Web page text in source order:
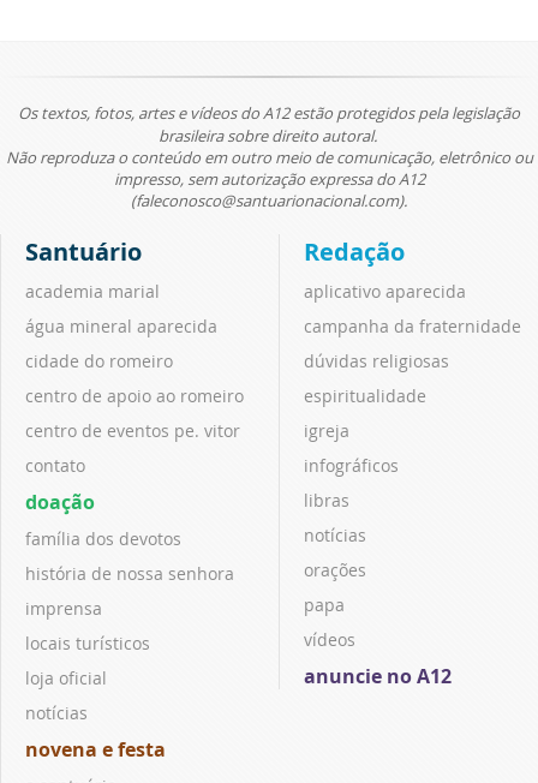
Os textos, fotos, artes e vídeos do A12 estão protegidos pela legislação
brasileira sobre direito autoral.
Não reproduza o conteúdo em outro meio de comunicação, eletrônico ou
impresso, sem autorização expressa do A12
(faleconosco@santuarionacional.com).
Santuário
academia marial
água mineral aparecida
cidade do romeiro
centro de apoio ao romeiro
centro de eventos pe. vitor
contato
doação
família dos devotos
história de nossa senhora
imprensa
locais turísticos
loja oficial
notícias
novena e festa
Redação
aplicativo aparecida
campanha da fraternidade
dúvidas religiosas
espiritualidade
igreja
infográficos
libras
notícias
orações
papa
vídeos
anuncie no A12